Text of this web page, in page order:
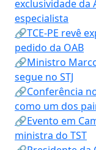
exclusividade da
especialista
🔗TCE-PE revê
pedido da OAB
🔗Ministro
segue no STJ
🔗Conferência
como um dos
🔗Evento em
ministra do TST